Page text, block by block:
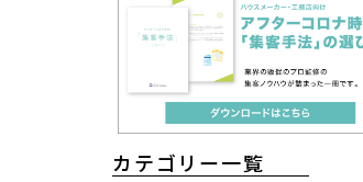
カテゴリー一覧